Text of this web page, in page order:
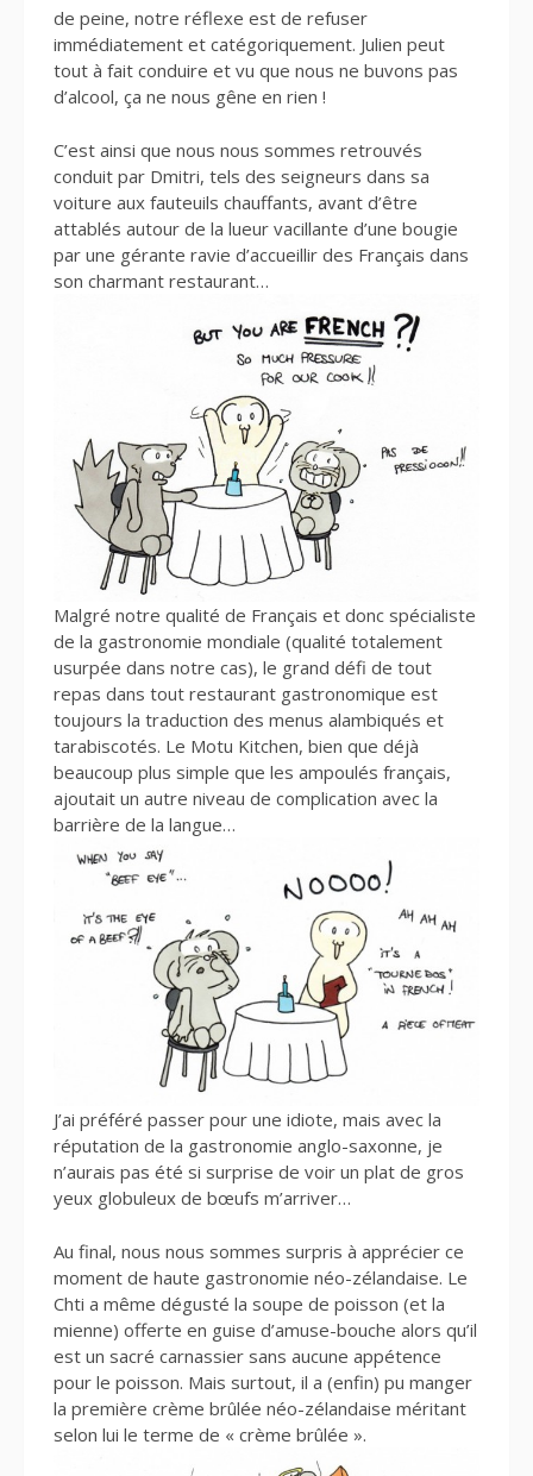
de peine, notre réflexe est de refuser
immédiatement et catégoriquement. Julien peut
tout à fait conduire et vu que nous ne buvons pas
d’alcool, ça ne nous gêne en rien !
C’est ainsi que nous nous sommes retrouvés
conduit par Dmitri, tels des seigneurs dans sa
voiture aux fauteuils chauffants, avant d’être
attablés autour de la lueur vacillante d’une bougie
par une gérante ravie d’accueillir des Français dans
son charmant restaurant…
Malgré notre qualité de Français et donc spécialiste
de la gastronomie mondiale (qualité totalement
usurpée dans notre cas), le grand défi de tout
repas dans tout restaurant gastronomique est
toujours la traduction des menus alambiqués et
tarabiscotés. Le Motu Kitchen, bien que déjà
beaucoup plus simple que les ampoulés français,
ajoutait un autre niveau de complication avec la
barrière de la langue…
J’ai préféré passer pour une idiote, mais avec la
réputation de la gastronomie anglo-saxonne, je
n’aurais pas été si surprise de voir un plat de gros
yeux globuleux de bœufs m’arriver…
Au final, nous nous sommes surpris à apprécier ce
moment de haute gastronomie néo-zélandaise. Le
Chti a même dégusté la soupe de poisson (et la
mienne) offerte en guise d’amuse-bouche alors qu’il
est un sacré carnassier sans aucune appétence
pour le poisson. Mais surtout, il a (enfin) pu manger
la première crème brûlée néo-zélandaise méritant
selon lui le terme de « crème brûlée ».